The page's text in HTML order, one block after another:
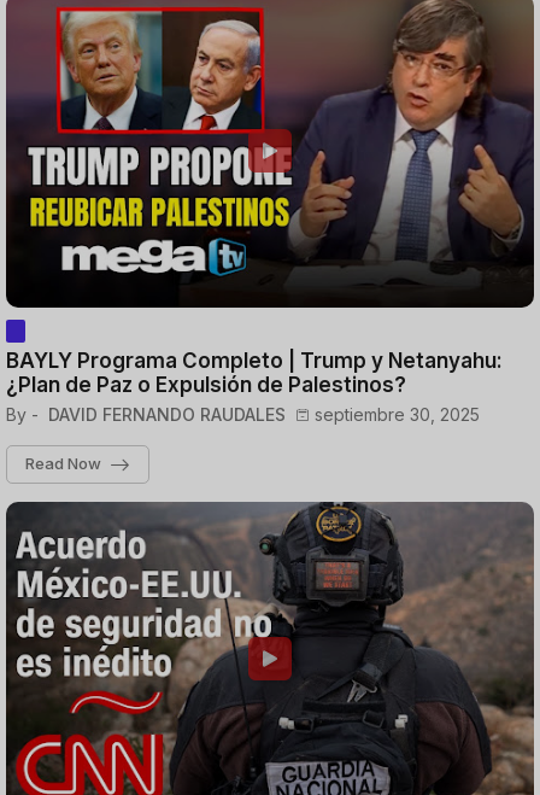
BAYLY Programa Completo | Trump y Netanyahu:
¿Plan de Paz o Expulsión de Palestinos?
By - DAVID FERNANDO RAUDALES septiembre 30, 2025
Read Now